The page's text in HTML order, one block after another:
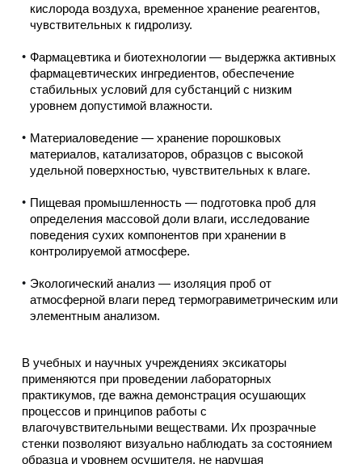
кислорода воздуха, временное хранение реагентов,
чувствительных к гидролизу.
Фармацевтика и биотехнологии — выдержка активных
фармацевтических ингредиентов, обеспечение
стабильных условий для субстанций с низким
уровнем допустимой влажности.
Материаловедение — хранение порошковых
материалов, катализаторов, образцов с высокой
удельной поверхностью, чувствительных к влаге.
Пищевая промышленность — подготовка проб для
определения массовой доли влаги, исследование
поведения сухих компонентов при хранении в
контролируемой атмосфере.
Экологический анализ — изоляция проб от
атмосферной влаги перед термогравиметрическим или
элементным анализом.
В учебных и научных учреждениях эксикаторы
применяются при проведении лабораторных
практикумов, где важна демонстрация осушающих
процессов и принципов работы с
влагочувствительными веществами. Их прозрачные
стенки позволяют визуально наблюдать за состоянием
образца и уровнем осушителя, не нарушая